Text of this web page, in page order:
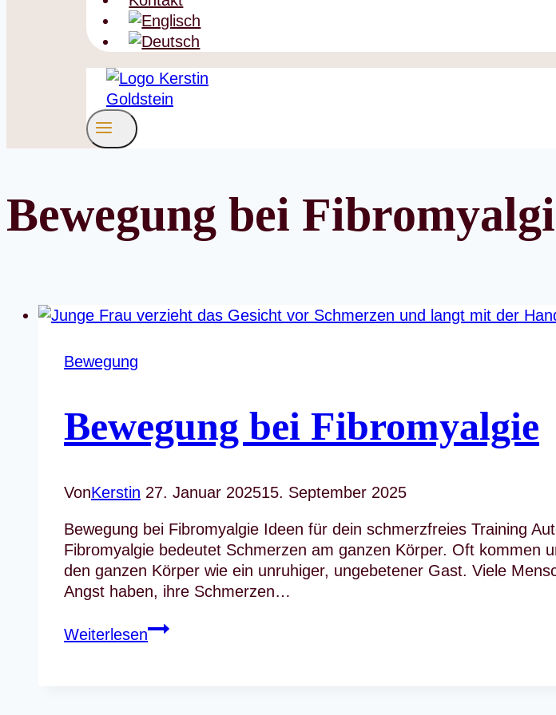
Bewegung bei
Bewegung
Bewegung bei Fibromyalgie
VonKerstin 27. Januar 202515. September 2025
Bewegung bei Fibromyalgie Ideen für dein schmerzfreies Training
Fibromyalgie bedeutet Schmerzen am ganzen Körper. Oft kommen
den ganzen Körper wie ein unruhiger, ungebetener Gast. Viele
Angst haben, ihre Schmerzen…
WeiterlesenBewegung
bei